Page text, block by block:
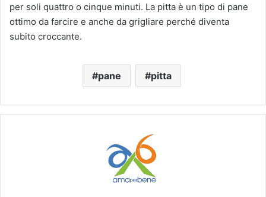
per soli quattro o cinque minuti. La pitta è un tipo di pane
ottimo da farcire e anche da grigliare perché diventa
subito croccante.
pane pitta